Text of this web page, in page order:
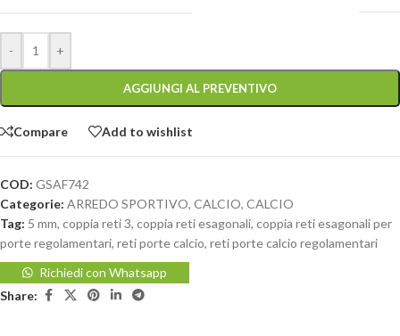
- +
AGGIUNGI AL PREVENTIVO
Compare Add to wishlist
COD: GSAF742
Categorie: ARREDO SPORTIVO, CALCIO, CALCIO
Tag: 5 mm, coppia reti 3, coppia reti esagonali, coppia reti esagonali per
porte regolamentari, reti porte calcio, reti porte calcio regolamentari
Richiedi con Whatsapp
Share: